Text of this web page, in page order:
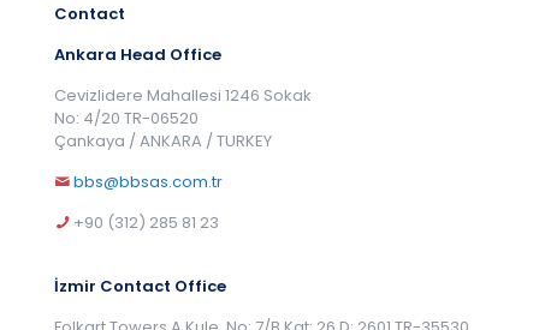
Contact
Ankara Head Office
Cevizlidere Mahallesi 1246 Sokak
No: 4/20 TR-06520
Çankaya / ANKARA / TURKEY
bbs@bbsas.com.tr
+90 (312) 285 81 23
İzmir Contact Office